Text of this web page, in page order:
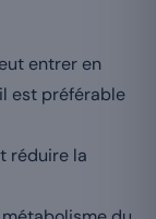
entrer en
est préférable
réduire la